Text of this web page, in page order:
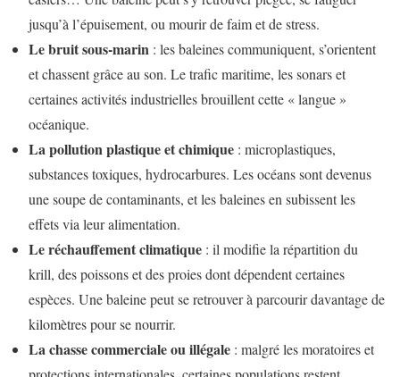
jusqu’à l’épuisement, ou mourir de faim et de stress.
Le bruit sous-marin : les baleines communiquent, s’orientent
et chassent grâce au son. Le trafic maritime, les sonars et
certaines activités industrielles brouillent cette « langue »
océanique.
La pollution plastique et chimique : microplastiques,
substances toxiques, hydrocarbures. Les océans sont devenus
une soupe de contaminants, et les baleines en subissent les
effets via leur alimentation.
Le réchauffement climatique : il modifie la répartition du
krill, des poissons et des proies dont dépendent certaines
espèces. Une baleine peut se retrouver à parcourir davantage de
kilomètres pour se nourrir.
La chasse commerciale ou illégale : malgré les moratoires et